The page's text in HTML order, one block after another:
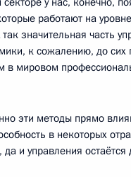
работают на
значительная часть
к сожалению, до сих
в мировом
эти методы прямо
в некоторых
да и управления остаётся